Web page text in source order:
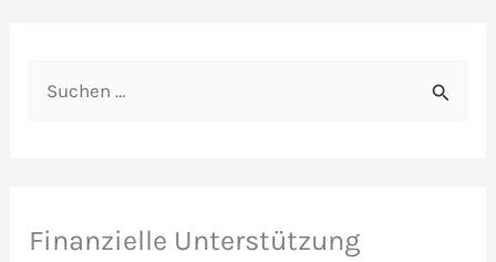
e
Finanzielle Unterstützung